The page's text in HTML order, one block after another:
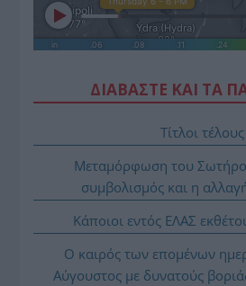
ΔΙΑΒΑΣΤΕ ΚΑΙ ΤΑ
Τίτλοι τέλους
Μεταμόρφωση του
συμβολισμός και η
Κάποιοι εντός ΕΛΑΣ
Ο καιρός των επομένων
Αύγουστος με δυνατούς